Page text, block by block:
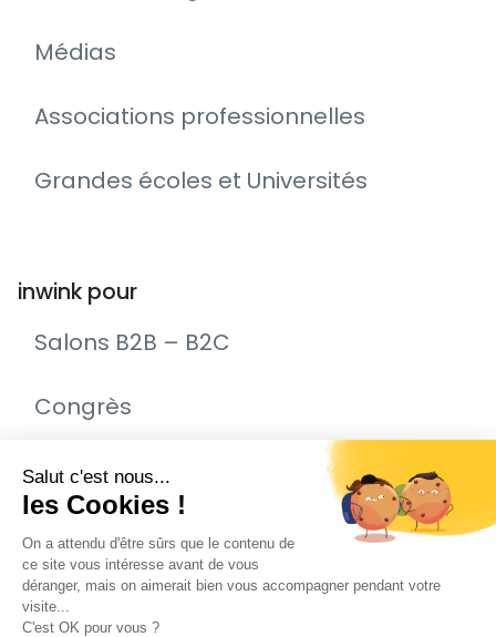
Médias
Associations professionnelles
Grandes écoles et Universités
inwink pour
Salons B2B – B2C
Congrès
Remise de prix – Awards
Journée Portes Ouvertes (JPO)